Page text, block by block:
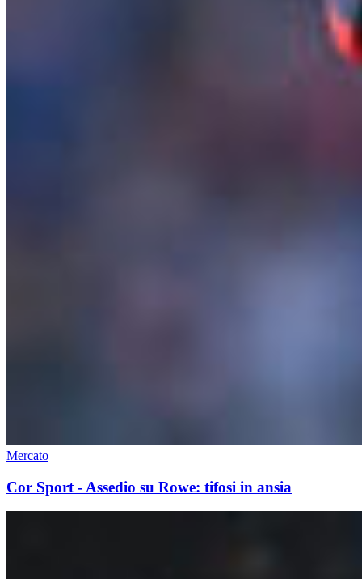
Mercato
Cor Sport - Assedio su Rowe: tifosi in ansia